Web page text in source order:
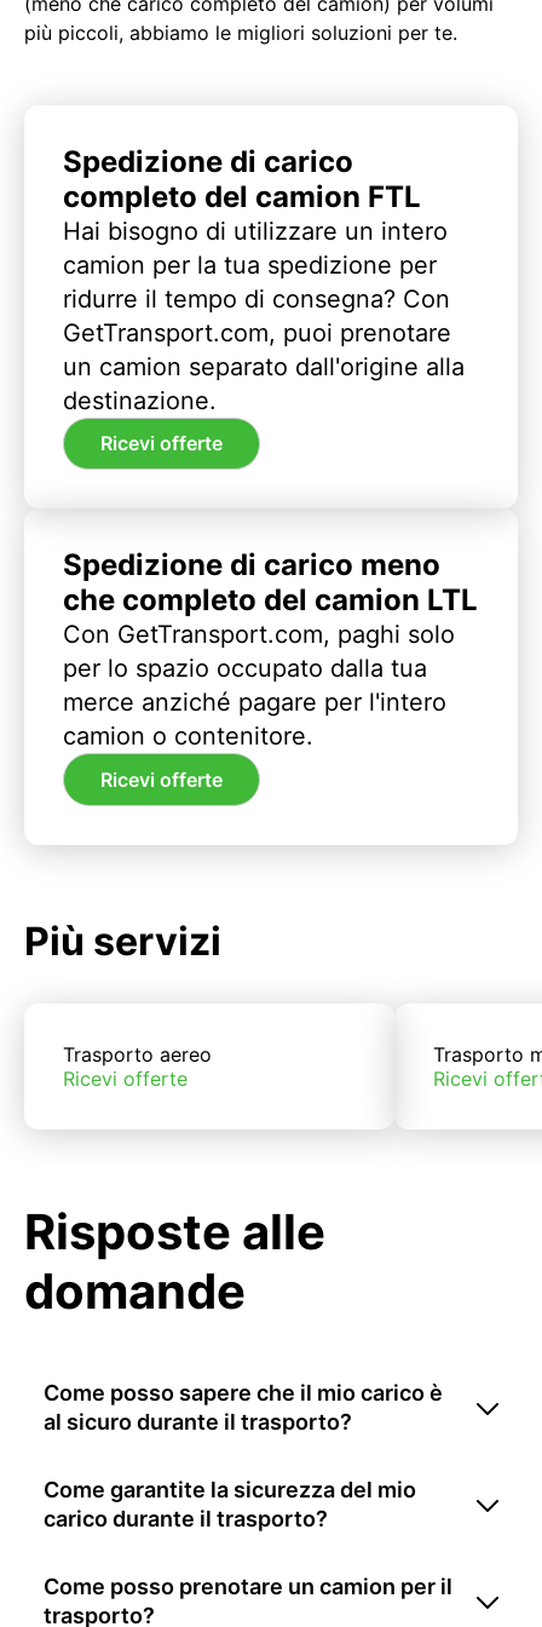
più piccoli, abbiamo le migliori soluzioni per te.
Spedizione di carico
completo del camion FTL
Hai bisogno di utilizzare un intero
camion per la tua spedizione per
ridurre il tempo di consegna? Con
GetTransport.com, puoi prenotare
un camion separato dall'origine alla
destinazione.
Ricevi offerte
Spedizione di carico meno
che completo del camion LTL
Con GetTransport.com, paghi solo
per lo spazio occupato dalla tua
merce anziché pagare per l'intero
camion o contenitore.
Ricevi offerte
Più servizi
Trasporto aereo
Ricevi offerte
Trasporto
Ricevi
Risposte alle
domande
Come posso sapere che il mio carico è
al sicuro durante il trasporto?
Come garantite la sicurezza del mio
carico durante il trasporto?
Come posso prenotare un camion per il
trasporto?